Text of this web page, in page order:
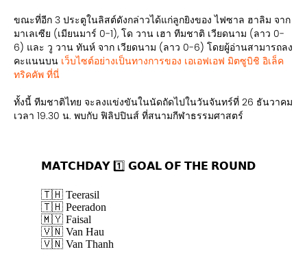
ขณะที่อีก 3 ประตูในลิสต์ดังกล่าวได้แก่ลูกยิงของ ไฟซาล ฮาลิม จาก
มาเลเซีย (เมียนมาร์ 0-1), โด วาน เฮา ทีมชาติ เวียดนาม (ลาว 0-
6) และ วู วาน ทันห์ จาก เวียดนาม (ลาว 0-6) โดยผู้อ่านสามารถลง
คะแนนบน เว็บไซต์อย่างเป็นทางการของ เอเอฟเอฟ มิตซูบิชิ อิเล็ค
ทริคคัพ ที่นี่
ทั้งนี้ ทีมชาติไทย จะลงแข่งขันในนัดถัดไปในวันจันทร์ที่ 26 ธันวาคม
เวลา 19.30 น. พบกับ ฟิลิปปินส์ ที่สนามกีฬาธรรมศาสตร์
𝗠𝗔𝗧𝗖𝗛𝗗𝗔𝗬 1️⃣ 𝗚𝗢𝗔𝗟 𝗢𝗙 𝗧𝗛𝗘 𝗥𝗢𝗨𝗡𝗗
🇹🇭 Teerasil
🇹🇭 Peeradon
🇲🇾 Faisal
🇻🇳 Van Hau
🇻🇳 Van Thanh